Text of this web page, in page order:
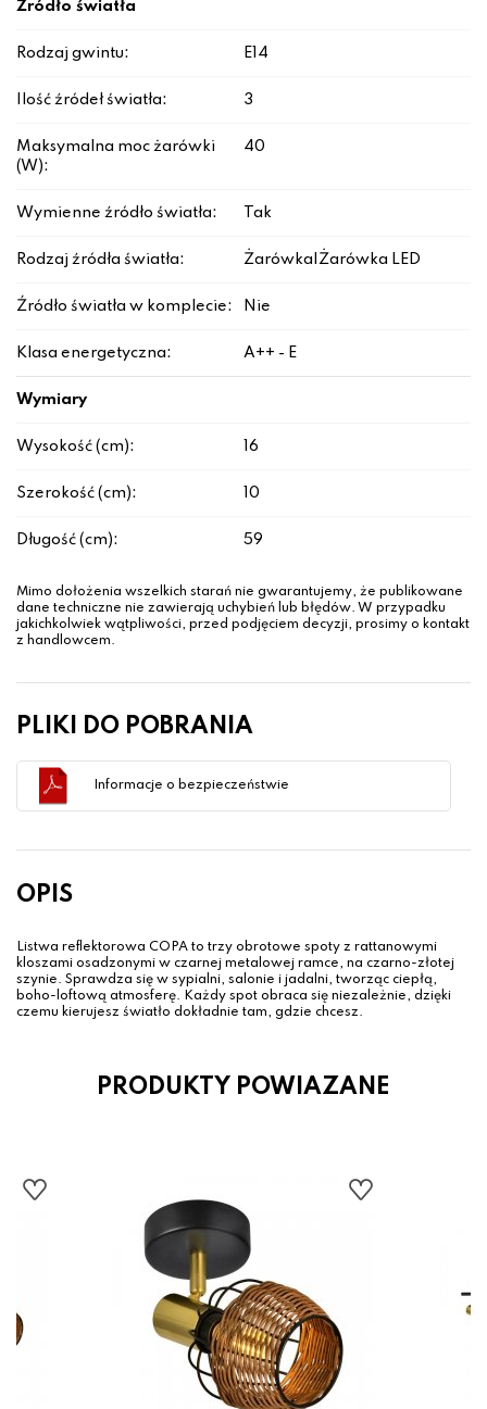
Źródło światła
Rodzaj gwintu: E14
Ilość źródeł światła: 3
Maksymalna moc żarówki
(W):
40
Wymienne źródło światła: Tak
Rodzaj źródła światła: Żarówka|Żarówka LED
Źródło światła w komplecie: Nie
Klasa energetyczna: A++ - E
Wymiary
Wysokość (cm): 16
Szerokość (cm): 10
Długość (cm): 59
Mimo dołożenia wszelkich starań nie gwarantujemy, że publikowane
dane techniczne nie zawierają uchybień lub błędów. W przypadku
jakichkolwiek wątpliwości, przed podjęciem decyzji, prosimy o kontakt
z handlowcem.
PLIKI DO POBRANIA
Informacje o bezpieczeństwie
OPIS
Listwa reflektorowa COPA to trzy obrotowe spoty z rattanowymi
kloszami osadzonymi w czarnej metalowej ramce, na czarno-złotej
szynie. Sprawdza się w sypialni, salonie i jadalni, tworząc ciepłą,
boho-loftową atmosferę. Każdy spot obraca się niezależnie, dzięki
czemu kierujesz światło dokładnie tam, gdzie chcesz.
PRODUKTY POWIAZANE